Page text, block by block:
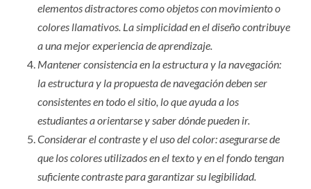
elementos distractores como objetos con movimiento o
colores llamativos. La simplicidad en el diseño contribuye
a una mejor experiencia de aprendizaje.
Mantener consistencia en la estructura y la navegación:
la estructura y la propuesta de navegación deben ser
consistentes en todo el sitio, lo que ayuda a los
estudiantes a orientarse y saber dónde pueden ir.
Considerar el contraste y el uso del color: asegurarse de
que los colores utilizados en el texto y en el fondo tengan
suficiente contraste para garantizar su legibilidad.